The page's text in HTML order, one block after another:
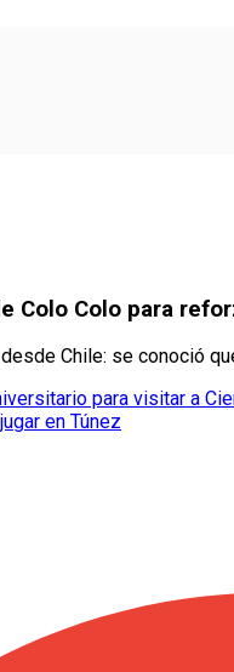
Colo Colo para
Chile: se conoció
para visitar a
en Túnez